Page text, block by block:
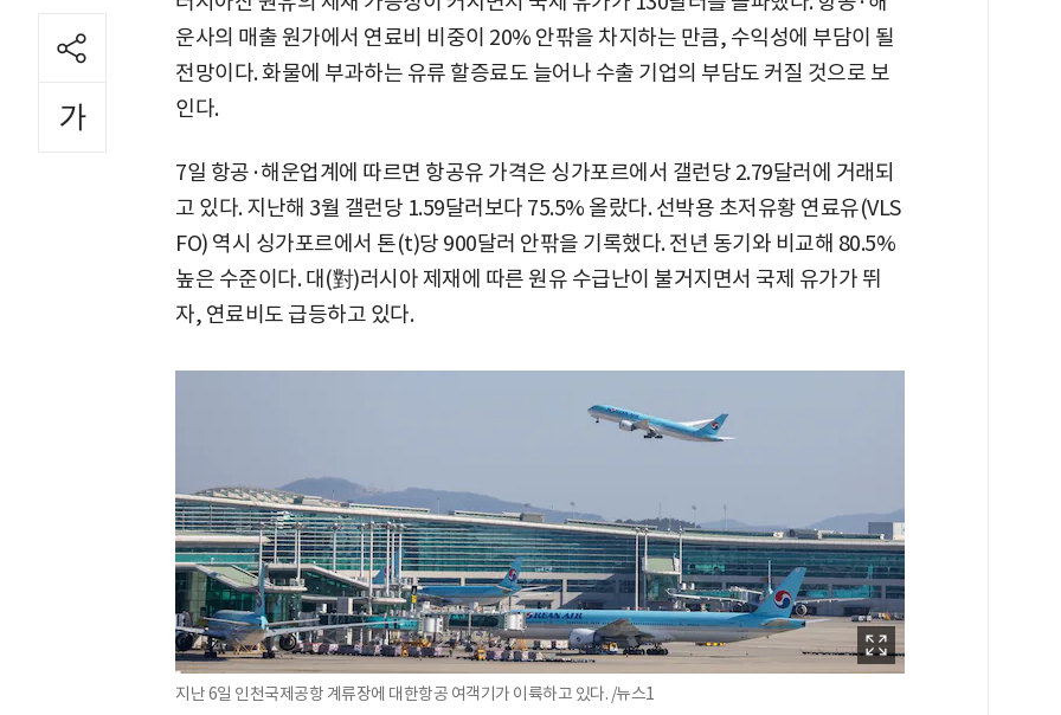
운사의 매출 원가에서 연료비 비중이 20% 안팎을 차지하는 만큼, 수익성에 부담이 될
전망이다. 화물에 부과하는 유류 할증료도 늘어나 수출 기업의 부담도 커질 것으로 보
인다.
7일 항공·해운업계에 따르면 항공유 가격은 싱가포르에서 갤런당 2.79달러에 거래되
고 있다. 지난해 3월 갤런당 1.59달러보다 75.5% 올랐다. 선박용 초저유황 연료유(VLS
FO) 역시 싱가포르에서 톤(t)당 900달러 안팎을 기록했다. 전년 동기와 비교해 80.5%
높은 수준이다. 대(對)러시아 제재에 따른 원유 수급난이 불거지면서 국제 유가가 뛰
자, 연료비도 급등하고 있다.
지난 6일 인천국제공항 계류장에 대한항공 여객기가 이륙하고 있다. /뉴스1